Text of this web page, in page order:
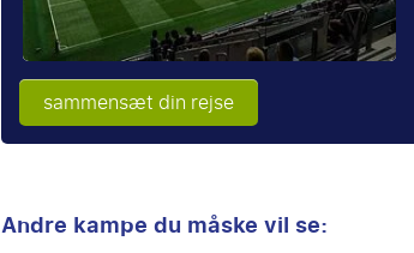
sammensæt din rejse
Andre kampe du måske vil se: